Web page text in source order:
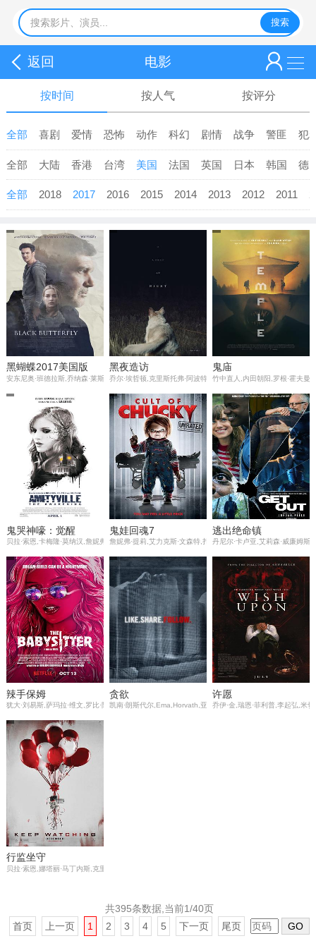
返回 电影
按时间 按人气 按评分
全部 喜剧 爱情 恐怖 动作 科幻 剧情 战争 警匪 犯
全部 大陆 香港 台湾 美国 法国 英国 日本 韩国 德
全部 2018 2017 2016 2015 2014 2013 2012 2011
黑蝴蝶2017美国版
安东尼奥·班德拉斯,乔纳森·莱斯·梅耶斯,派珀·佩拉博,阿贝尔·费拉拉,尼古拉斯·阿隆,娜塔丽·拉布蒂
黑夜造访
乔尔·埃哲顿,克里斯托弗·阿波特,卡门·艾乔戈,丽莉·吉欧,小凯文·
鬼庙
竹中直人,内田朝阳,罗根·霍夫曼
鬼哭神嚎：觉醒
贝拉·索恩,卡梅隆·莫纳汉,詹妮弗·杰森·李,泰勒·斯波瑞特勒,托马斯·曼,麦肯娜·格瑞丝
鬼娃回魂7
詹妮弗·提莉,艾力克斯·文森特,扎克·圣蒂亚戈,菲奥娜·道里夫,莎莫
逃出绝命镇
丹尼尔·卡卢亚,艾莉森·威廉姆斯,
辣手保姆
犹大·刘易斯,萨玛拉·维文,罗比·阿梅尔,汉娜·梅·李,贝拉·索恩,艾米丽·阿琳·林德,安德鲁·巴切勒,道
贪欲
凯南·朗斯代尔,Ema,Horvath,亚布拉哈姆·本鲁比,Gabriel,Conte,
许愿
乔伊·金,瑞恩·菲利普,李起弘,米
行监坐守
贝拉·索恩,娜塔丽·马丁内斯,克里斯托弗·詹姆斯·贝克,艾恩·格拉法德,钱德勒·里格斯,雷·沃纳尔,马修
共395条数据,当前1/40页
首页
上一页 1 2 3 4 5 下一页 尾页 GO